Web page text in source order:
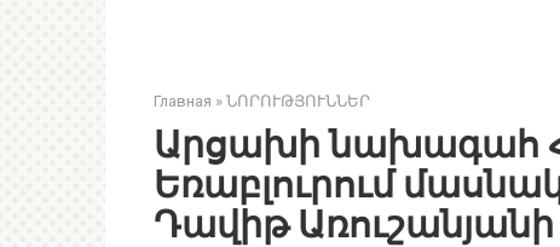
Главная » ՆՈՐՈՒԹՅՈՒՆՆԵՐ
Արցախի նախագահ
Եռաբլուրում
Դավիթ